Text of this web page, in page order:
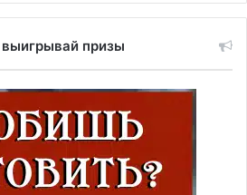
призы